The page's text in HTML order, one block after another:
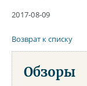
2017-08-09
Возврат к списку
Обзоры